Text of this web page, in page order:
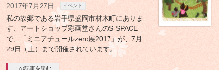
2017年7月27日 イベント
私の故郷である岩手県盛岡市材木町にありま
す、アートショップ彩画堂さんのS-SPACE
で、「ミニアチュールzero展2017」が、7月
29日（土）まで開催されています。
この記事を読む